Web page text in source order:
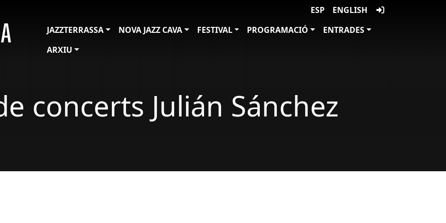
ESP
ENGLISH
JAZZTERRASSA
NOVA JAZZ CAVA FESTIVAL PROGRAMACIÓ
ENTRADES
ARXIU
concerts Julián Sánchez